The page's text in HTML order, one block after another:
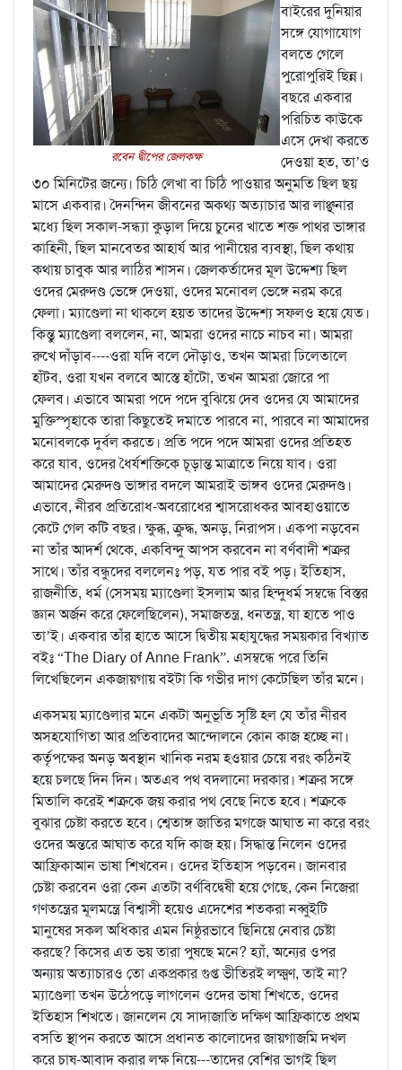
রবেন দ্বীপের জেলকক্ষ
বাইরের দুনিয়ার
সঙ্গে যোগাযোগ
বলতে গেলে
পুরোপুরিই ছিন্ন।
বছরে একবার
পরিচিত কাউকে
এসে দেখা করতে
দেওয়া হত, তা’ও
৩০ মিনিটের জন্যে। চিঠি লেখা বা চিঠি পাওয়ার অনুমতি ছিল ছয়
মাসে একবার। দৈনন্দিন জীবনের অকথ্য অত্যাচার আর লাঞ্ছনার
মধ্যে ছিল সকাল-সন্ধ্যা কুড়াল দিয়ে চুনের খাতে শক্ত পাথর ভাঙ্গার
কাহিনী, ছিল মানবেতর আহার্য আর পানীয়ের ব্যবস্থা, ছিল কথায়
কথায় চাবুক আর লাঠির শাসন। জেলকর্তাদের মূল উদ্দেশ্য ছিল
ওদের মেরুদণ্ড ভেঙ্গে দেওয়া, ওদের মনোবল ভেঙ্গে নরম করে
ফেলা। ম্যাণ্ডেলা না থাকলে হয়ত তাদের উদ্দেশ্য সফলও হয়ে যেত।
কিন্তু ম্যাণ্ডেলা বললেন, না, আমরা ওদের নাচে নাচব না। আমরা
রুখে দাঁড়াব----ওরা যদি বলে দৌড়াও, তখন আমরা ঢিলেতালে
হাঁটব, ওরা যখন বলবে আস্তে হাঁটো, তখন আমরা জোরে পা
ফেলব। এভাবে আমরা পদে পদে বুঝিয়ে দেব ওদের যে আমাদের
মুক্তিস্পৃহাকে তারা কিছুতেই দমাতে পারবে না, পারবে না আমাদের
মনোবলকে দুর্বল করতে। প্রতি পদে পদে আমরা ওদের প্রতিহত
করে যাব, ওদের ধৈর্যশক্তিকে চূড়ান্ত মাত্রাতে নিয়ে যাব। ওরা
আমাদের মেরুদণ্ড ভাঙ্গার বদলে আমরাই ভাঙ্গব ওদের মেরুদণ্ড।
এভাবে, নীরব প্রতিরোধ-অবরোধের শ্বাসরোধকর আবহাওয়াতে
কেটে গেল কটি বছর। ক্ষুব্ধ, ক্রুদ্ধ, অনড়, নিরাপস। একপা নড়বেন
না তাঁর আদর্শ থেকে, একবিন্দু আপস করবেন না বর্ণবাদী শত্রুর
সাথে। তাঁর বন্ধুদের বললেনঃ পড়, যত পার বই পড়। ইতিহাস,
রাজনীতি, ধর্ম (সেসময় ম্যাণ্ডেলা ইসলাম আর হিন্দুধর্ম সম্বন্ধে বিস্তর
জ্ঞান অর্জন করে ফেলেছিলেন), সমাজতন্ত্র, ধনতন্ত্র, যা হাতে পাও
তা’ই। একবার তাঁর হাতে আসে দ্বিতীয় মহাযুদ্ধের সময়কার বিখ্যাত
বইঃ “The Diary of Anne Frank”. এসম্বন্ধে পরে তিনি
লিখেছিলেন একজায়গায় বইটা কি গভীর দাগ কেটেছিল তাঁর মনে।
একসময় ম্যাণ্ডেলার মনে একটা অনুভূতি সৃষ্টি হল যে তাঁর নীরব
অসহযোগিতা আর প্রতিবাদের আন্দোলনে কোন কাজ হচ্ছে না।
কর্তৃপক্ষের অনড় অবস্থান খানিক নরম হওয়ার চেয়ে বরং কঠিনই
হয়ে চলছে দিন দিন। অতএব পথ বদলানো দরকার। শত্রুর সঙ্গে
মিতালি করেই শত্রুকে জয় করার পথ বেছে নিতে হবে। শত্রুকে
বুঝার চেষ্টা করতে হবে। শ্বেতাঙ্গ জাতির মগজে আঘাত না করে বরং
ওদের অন্তরে আঘাত করে যদি কাজ হয়। সিদ্ধান্ত নিলেন ওদের
আফ্রিকাআন ভাষা শিখবেন। ওদের ইতিহাস পড়বেন। জানবার
চেষ্টা করবেন ওরা কেন এতটা বর্ণবিদ্বেষী হয়ে গেছে, কেন নিজেরা
গণতন্ত্রের মূলমন্ত্রে বিশ্বাসী হয়েও এদেশের শতকরা নব্বুইটি
মানুষের সকল অধিকার এমন নিষ্ঠুরভাবে ছিনিয়ে নেবার চেষ্টা
করছে? কিসের এত ভয় তারা পুষছে মনে? হ্যাঁ, অন্যের ওপর
অন্যায় অত্যাচারও তো একপ্রকার গুপ্ত ভীতিরই লক্ষ্মণ, তাই না?
ম্যাণ্ডেলা তখন উঠেপড়ে লাগলেন ওদের ভাষা শিখতে, ওদের
ইতিহাস শিখতে। জানলেন যে সাদাজাতি দক্ষিণ আফ্রিকাতে প্রথম
বসতি স্থাপন করতে আসে প্রধানত কালোদের জায়গাজমি দখল
করে চাষ-আবাদ করার লক্ষ নিয়ে---তাদের বেশির ভাগই ছিল